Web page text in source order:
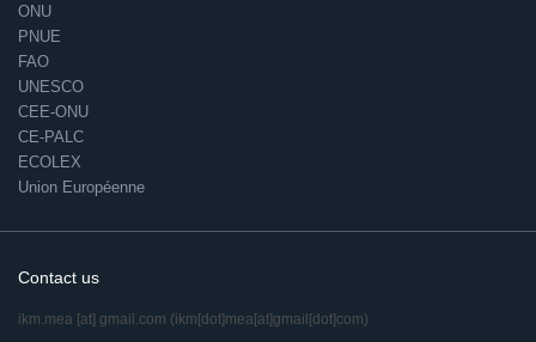
ONU
PNUE
FAO
UNESCO
CEE-ONU
CE-PALC
ECOLEX
Union Européenne
Contact us
ikm.mea [at] gmail.com (ikm[dot]mea[at]gmail[dot]com)